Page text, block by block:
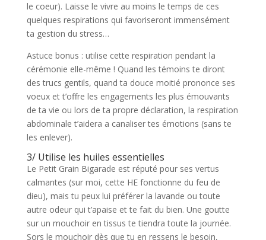
le coeur). Laisse le vivre au moins le temps de ces
quelques respirations qui favoriseront immensément
ta gestion du stress…
Astuce bonus : utilise cette respiration pendant la
cérémonie elle-même ! Quand les témoins te diront
des trucs gentils, quand ta douce moitié prononce ses
voeux et t’offre les engagements les plus émouvants
de ta vie ou lors de ta propre déclaration, la respiration
abdominale t’aidera a canaliser tes émotions (sans te
les enlever).
3/ Utilise les huiles essentielles
Le Petit Grain Bigarade est réputé pour ses vertus
calmantes (sur moi, cette HE fonctionne du feu de
dieu), mais tu peux lui préférer la lavande ou toute
autre odeur qui t’apaise et te fait du bien. Une goutte
sur un mouchoir en tissus te tiendra toute la journée.
Sors le mouchoir dès que tu en ressens le besoin,